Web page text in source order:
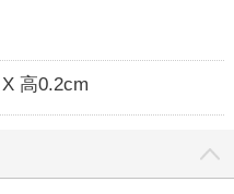
高0.2cm